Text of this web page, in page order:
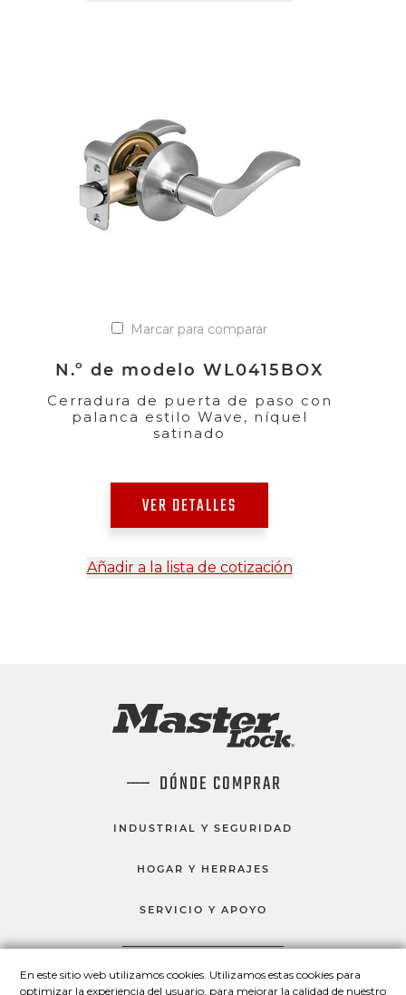
En este sitio web utilizamos cookies. Utilizamos estas cookies para
optimizar la experiencia del usuario, para mejorar la calidad de nuestro
Marcar para comparar
N.º de modelo WL0415BOX
Cerradura de puerta de paso con
palanca estilo Wave, níquel
satinado
VER DETALLES
Añadir a la lista de cotización
DÓNDE COMPRAR
INDUSTRIAL Y SEGURIDAD
HOGAR Y HERRAJES
SERVICIO Y APOYO
HABLEMOS